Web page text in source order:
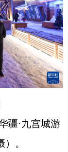
疆·九宫城游
。